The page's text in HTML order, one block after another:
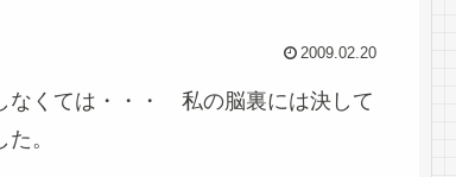
2009.02.20
なくては・・・ 私の脳裏には決して
。